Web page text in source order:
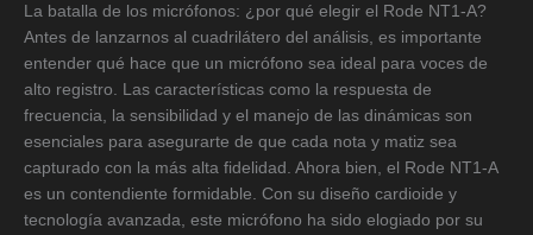
La batalla de los micrófonos: ¿por qué elegir el Rode NT1-A?
Antes de lanzarnos al cuadrilátero del análisis, es importante
entender qué hace que un micrófono sea ideal para voces de
alto registro. Las características como la respuesta de
frecuencia, la sensibilidad y el manejo de las dinámicas son
esenciales para asegurarte de que cada nota y matiz sea
capturado con la más alta fidelidad. Ahora bien, el Rode NT1-A
es un contendiente formidable. Con su diseño cardioide y
tecnología avanzada, este micrófono ha sido elogiado por su